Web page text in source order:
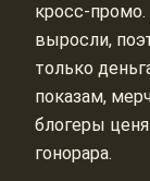
выросли,
только
показам,
блогеры
гонорара.